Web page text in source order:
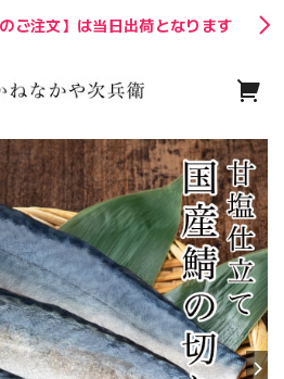
ご注文】は当日出荷となります